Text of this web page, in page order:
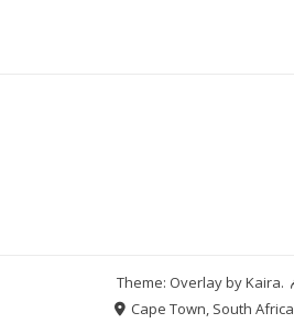
Theme: Overlay byKaira.
Cape Town, South Africa